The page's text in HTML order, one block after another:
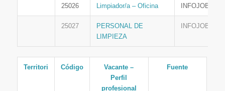
25026 Limpiador/a – Oficina INFOJOBS
25027
PERSONAL DE
LIMPIEZA
INFOJOBS
Territori Código
Vacante –
Perfil
profesional
Fuente